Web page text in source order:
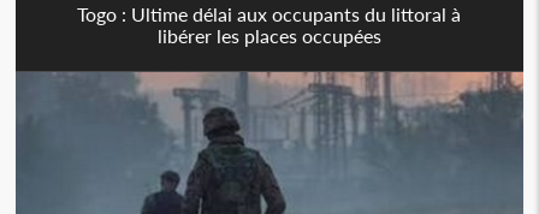
Togo : Ultime délai aux occupants du littoral à
libérer les places occupées